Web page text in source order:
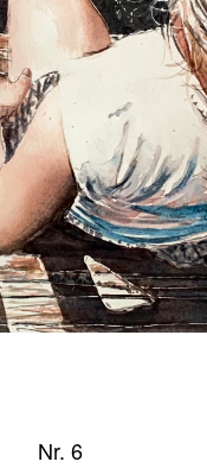
Nr. 6